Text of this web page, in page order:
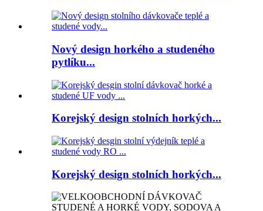
Nový design horkého a studeného
pytlíku...
Korejský design stolních horkých...
Korejský design stolních horkých...